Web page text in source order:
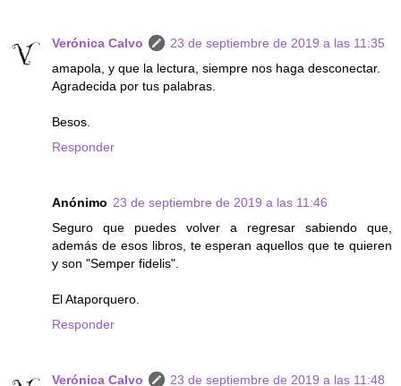
Verónica Calvo
23 de septiembre de 2019 a las 11:35
amapola, y que la lectura, siempre nos haga desconectar.
Agradecida por tus palabras.
Besos.
Responder
Anónimo 23 de septiembre de 2019 a las 11:46
Seguro que puedes volver a regresar sabiendo que,
además de esos libros, te esperan aquellos que te quieren
y son "Semper fidelis".
El Ataporquero.
Responder
Verónica Calvo
23 de septiembre de 2019 a las 11:48